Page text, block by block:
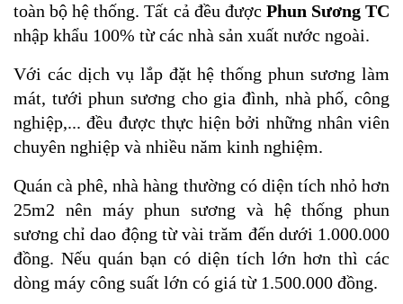
toàn bộ hệ thống. Tất cả đều được Phun Sương TC
nhập khẩu 100% từ các nhà sản xuất nước ngoài.
Với các dịch vụ lắp đặt hệ thống phun sương làm
mát, tưới phun sương cho gia đình, nhà phố, công
nghiệp,... đều được thực hiện bởi những nhân viên
chuyên nghiệp và nhiều năm kinh nghiệm.
Quán cà phê, nhà hàng thường có diện tích nhỏ hơn
25m2 nên máy phun sương và hệ thống phun
sương chỉ dao động từ vài trăm đến dưới 1.000.000
đồng. Nếu quán bạn có diện tích lớn hơn thì các
dòng máy công suất lớn có giá từ 1.500.000 đồng.